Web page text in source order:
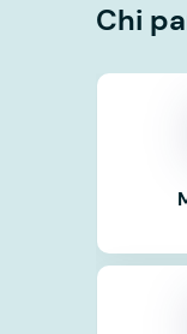
Chi